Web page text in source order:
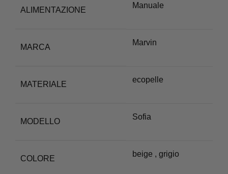
ALIMENTAZIONE
Manuale
MARCA
Marvin
MATERIALE
ecopelle
MODELLO
Sofia
COLORE
beige , grigio